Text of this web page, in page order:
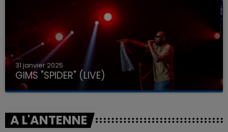
31 janvier 2025
GIMS "SPIDER" (LIVE)
A L'ANTENNE